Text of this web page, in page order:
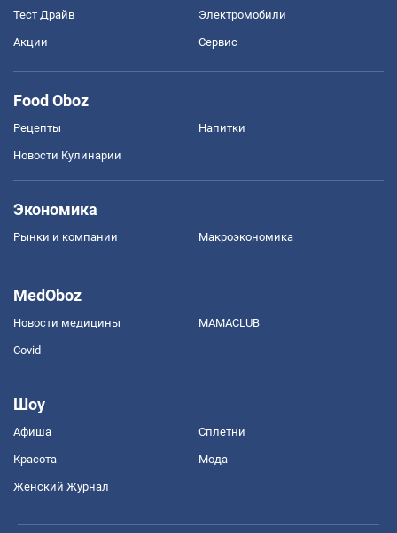
Тест Драйв Электромобили
Акции Сервис
Food Oboz
Рецепты Напитки
Новости Кулинарии
Экономика
Рынки и компании Mакроэкономика
MedOboz
Новости медицины MAMACLUB
Covid
Шоу
Афиша Сплетни
Красота Мода
Женский Журнал